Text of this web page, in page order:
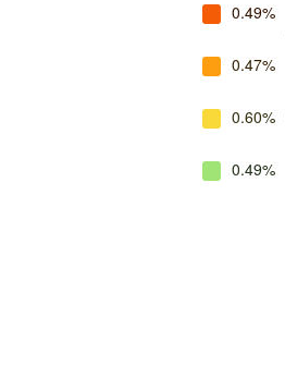
0.49%
0.47%
0.60%
0.49%